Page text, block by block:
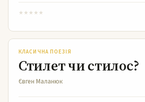
★ ★ ★ ★ ★
Стилет чи стилос?
КЛАСИЧНА ПОЕЗІЯ
Стилет чи стилос?
Євген Маланюк